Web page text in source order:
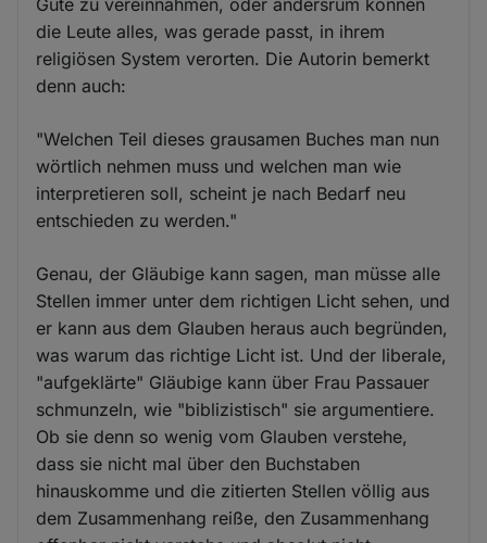
die Leute alles, was gerade passt, in ihrem
religiösen System verorten. Die Autorin bemerkt
denn auch:
"Welchen Teil dieses grausamen Buches man nun
wörtlich nehmen muss und welchen man wie
interpretieren soll, scheint je nach Bedarf neu
entschieden zu werden."
Genau, der Gläubige kann sagen, man müsse alle
Stellen immer unter dem richtigen Licht sehen, und
er kann aus dem Glauben heraus auch begründen,
was warum das richtige Licht ist. Und der liberale,
"aufgeklärte" Gläubige kann über Frau Passauer
schmunzeln, wie "biblizistisch" sie argumentiere.
Ob sie denn so wenig vom Glauben verstehe,
dass sie nicht mal über den Buchstaben
hinauskomme und die zitierten Stellen völlig aus
dem Zusammenhang reiße, den Zusammenhang